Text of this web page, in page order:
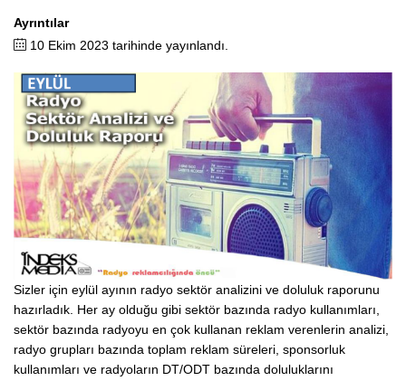
Ayrıntılar
10 Ekim 2023 tarihinde yayınlandı.
Sizler için eylül ayının radyo sektör analizini ve doluluk raporunu
hazırladık. Her ay olduğu gibi sektör bazında radyo kullanımları,
sektör bazında radyoyu en çok kullanan reklam verenlerin analizi,
radyo grupları bazında toplam reklam süreleri, sponsorluk
kullanımları ve radyoların DT/ODT bazında doluluklarını